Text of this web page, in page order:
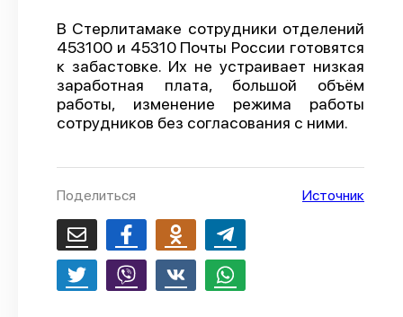
Отчеты
Предложить публикацию
Справочник
API
В Стерлитамаке сотрудники отделений
453100 и 45310 Почты России готовятся
к забастовке. Их не устраивает низкая
заработная плата, большой объём
работы, изменение режима работы
сотрудников без согласования с ними.
Поделиться Источник